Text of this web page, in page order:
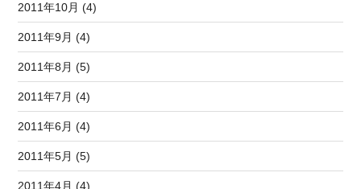
2011年10月 (4)
2011年9月 (4)
2011年8月 (5)
2011年7月 (4)
2011年6月 (4)
2011年5月 (5)
2011年4月 (4)